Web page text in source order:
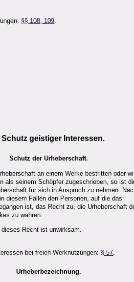
§§ 108, 109
Schutz geistiger Interessen.
Schutz der Urheberschaft.
an einem Werke bestritten oder
als seinem Schöpfer zugeschrieben, so ist
für sich in Anspruch zu nehmen.
diesem Fällen den Personen, auf die das
ist, das Recht zu, die Urheberschaft
zu wahren.
Recht ist unwirksam.
bei freien Werknutzungen: § 57.
Urheberbezeichnung.